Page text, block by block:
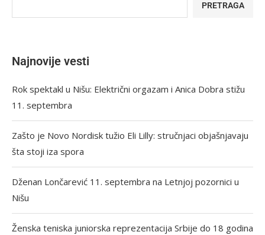
PRETRAGA
Najnovije vesti
Rok spektakl u Nišu: Električni orgazam i Anica Dobra stižu
11. septembra
Zašto je Novo Nordisk tužio Eli Lilly: stručnjaci objašnjavaju
šta stoji iza spora
Dženan Lončarević 11. septembra na Letnjoj pozornici u
Nišu
Ženska teniska juniorska reprezentacija Srbije do 18 godina